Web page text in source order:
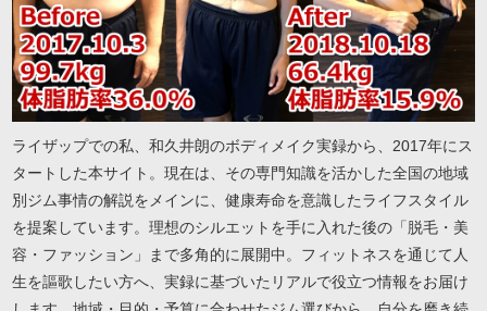
ライザップでの私、和久井朗のボディメイク実録から、2017年にス
タートした本サイト。現在は、その専門知識を活かした全国の地域
別ジム事情の解説をメインに、健康寿命を意識したライフスタイル
を提案しています。理想のシルエットを手に入れた後の「脱毛・美
容・ファッション」まで多角的に展開中。フィットネスを通じて人
生を謳歌したい方へ、実録に基づいたリアルで役立つ情報をお届け